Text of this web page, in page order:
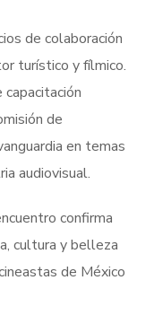
de colaboración
turístico y fílmico.
de
en temas
audiovisual.
confirma
cultura y belleza
de México